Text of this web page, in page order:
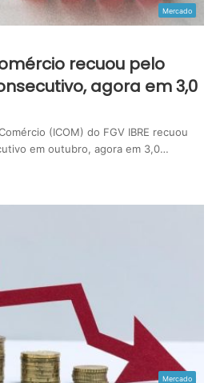
Mercado
recuou pelo
agora em 3,0
(ICOM) do FGV IBRE recuou
em outubro, agora em 3,0…
Mercado